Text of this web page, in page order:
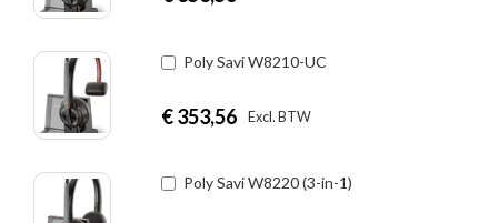
Poly Savi W8210-UC
€353,56 Excl. BTW
Poly Savi W8220 (3-in-1)